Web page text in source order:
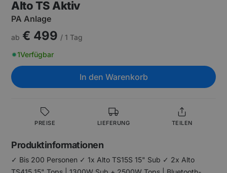
Alto TS Aktiv
PA Anlage
ab € 499 / 1 Tag
1Verfügbar
In den Warenkorb
PREISE LIEFERUNG TEILEN
Produktinformationen
✓ Bis 200 Personen ✓ 1x Alto TS15S 15" Sub ✓ 2x Alto